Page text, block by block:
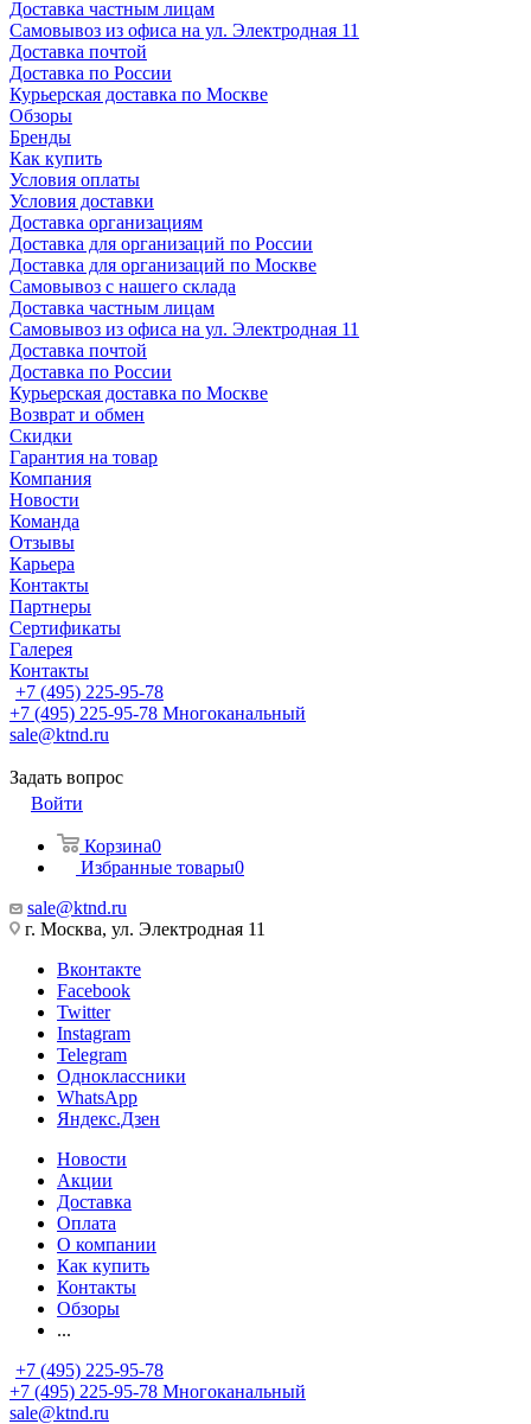
Доставка частным лицам
Самовывоз из офиса на ул. Электродная 11
Доставка почтой
Доставка по России
Курьерская доставка по Москве
Обзоры
Бренды
Как купить
Условия оплаты
Условия доставки
Доставка организациям
Доставка для организаций по России
Доставка для организаций по Москве
Самовывоз с нашего склада
Доставка частным лицам
Самовывоз из офиса на ул. Электродная 11
Доставка почтой
Доставка по России
Курьерская доставка по Москве
Возврат и обмен
Скидки
Гарантия на товар
Компания
Новости
Команда
Отзывы
Карьера
Контакты
Партнеры
Сертификаты
Галерея
Контакты
+7 (495) 225-95-78
+7 (495) 225-95-78 Многоканальный
sale@ktnd.ru
Задать вопрос
Войти
Корзина0
Избранные товары0
sale@ktnd.ru
г. Москва, ул. Электродная 11
Вконтакте
Facebook
Twitter
Instagram
Telegram
Одноклассники
WhatsApp
Яндекс.Дзен
Новости
Акции
Доставка
Оплата
О компании
Как купить
Контакты
Обзоры
...
+7 (495) 225-95-78
+7 (495) 225-95-78 Многоканальный
sale@ktnd.ru